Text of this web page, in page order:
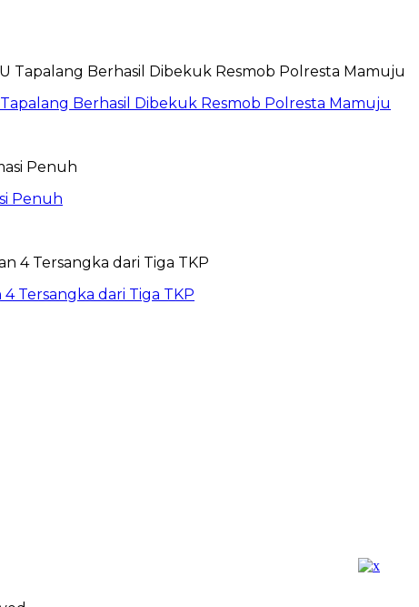
Berhasil Dibekuk Resmob Polresta Mamuju
Penuh
Tersangka dari Tiga TKP